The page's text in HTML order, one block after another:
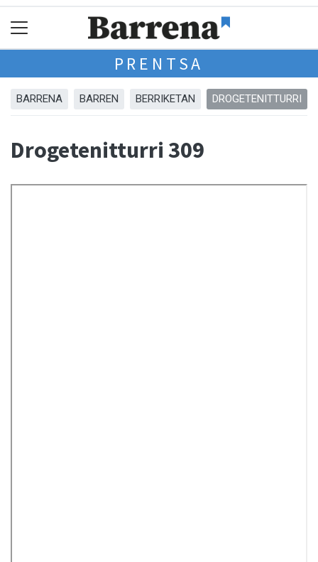
PRENTSA
BARRENA BARREN BERRIKETAN DROGETENITTURRI
Drogetenitturri 309